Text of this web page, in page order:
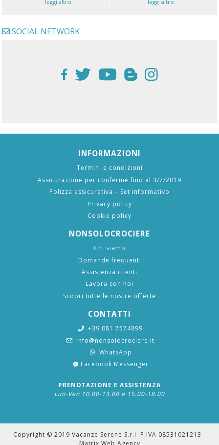
leggi altro
leggi altro
SOCIAL NETWORK
INFORMAZIONI
Termini e condizioni
Assicurazione per conferme fino al 3/7/2019
Polizza assicurativa – Set informativo
Privacy policy
Cookie policy
NONSOLOCROCIERE
Chi siamo
Domande frequenti
Assistenza clienti
Lavora con noi
Scopri tutte le nostre offerte
CONTATTI
+39 081 7574899
info@nonsolocrociere.it
WhatsApp
Facebook Messenger
PRENOTAZIONE E ASSISTENZA
Lun-Ven 10.00-13.00 e 15.00-18.00
Copyright © 2019 Vacanze Serene S.r.l. P.IVA 08531021213 -
Matrix Web Agency